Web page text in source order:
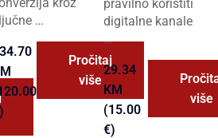
…
Pročitaj
više
pravilno koristiti
digitalne kanale
…
29.34
KM
(15.00
€)
više